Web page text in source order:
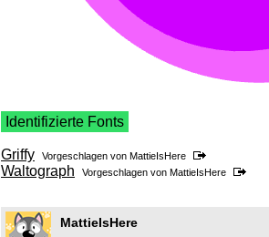
Identifizierte Fonts
Griffy Vorgeschlagen von MattieIsHere
Waltograph Vorgeschlagen von MattieIsHere
MattieIsHere